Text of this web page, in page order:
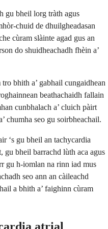
gu bheil lorg tràth agus
chuid de dhuilgheadasan
cùram slàinte agad gus an
do shuidheachadh fhèin a’
bhith a’ gabhail cungaidhean
beathachaidh fallain
cunbhalach a’ cluich pàirt
chumha seo gu soirbheachail.
‘s gu bheil an tachycardia
gu bheil barrachd lùth aca agus
gu h-iomlan na rinn iad mus
seo ann an càileachd
a bhith a’ faighinn cùram
atrial